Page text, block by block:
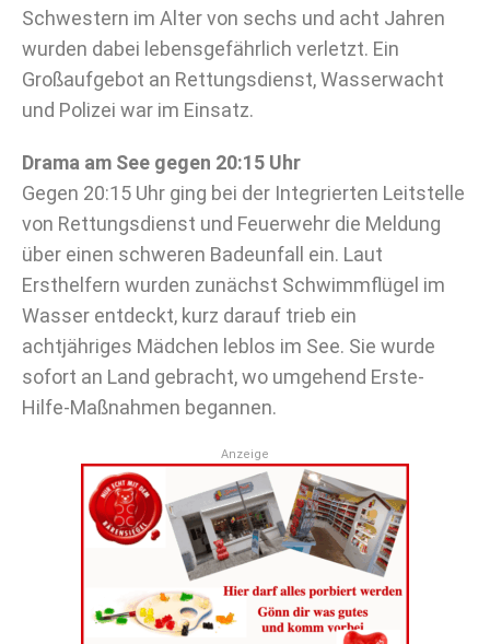
Schwestern im Alter von sechs und acht Jahren
wurden dabei lebensgefährlich verletzt. Ein
Großaufgebot an Rettungsdienst, Wasserwacht
und Polizei war im Einsatz.
Drama am See gegen 20:15 Uhr
Gegen 20:15 Uhr ging bei der Integrierten Leitstelle
von Rettungsdienst und Feuerwehr die Meldung
über einen schweren Badeunfall ein. Laut
Ersthelfern wurden zunächst Schwimmflügel im
Wasser entdeckt, kurz darauf trieb ein
achtjähriges Mädchen leblos im See. Sie wurde
sofort an Land gebracht, wo umgehend Erste-
Hilfe-Maßnahmen begannen.
Anzeige